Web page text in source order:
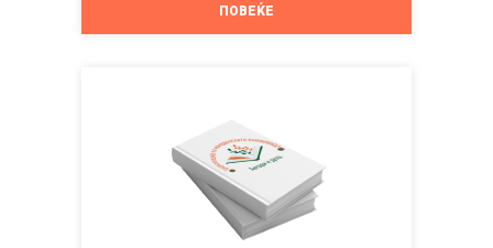
ПОВЕЌЕ